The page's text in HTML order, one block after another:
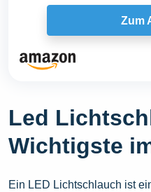
Außenbereich...
Zum
Led
Wichtigste
Ein LED Lichtschlauch ist